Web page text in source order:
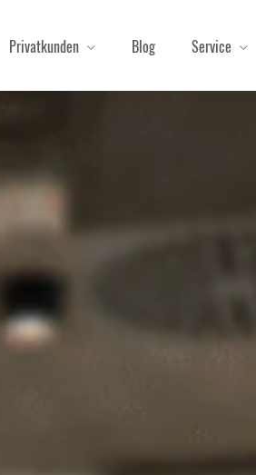
Privatkunden Blog Service